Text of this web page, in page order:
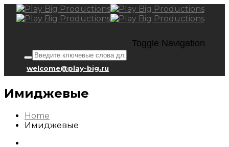
Toggle Navigation
welcome@play-big.ru
Имиджевые
Home
Имиджевые